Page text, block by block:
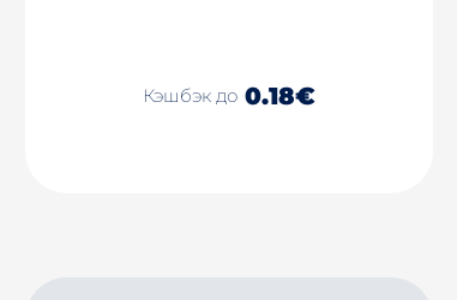
Кэшбэк до 0.18€